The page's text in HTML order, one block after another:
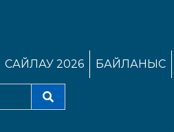
САЙЛАУ 2026 БАЙЛАНЫС